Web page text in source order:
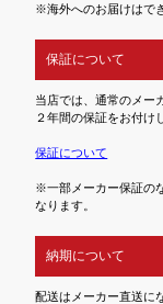
※海外へのお届けはで
保証について
当店では、通常のメー
２年間の保証をお付け
保証について
※一部メーカー保証の
なります。
納期について
配送はメーカー直送に